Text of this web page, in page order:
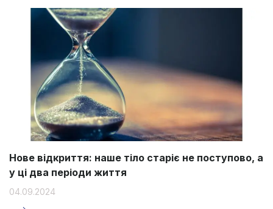
Нове відкриття: наше тіло старіє не поступово, а
у ці два періоди життя
04.09.2024